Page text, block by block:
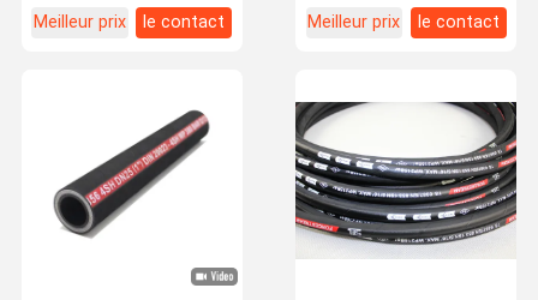
Meilleur prix
le contact
Meilleur prix
le contact